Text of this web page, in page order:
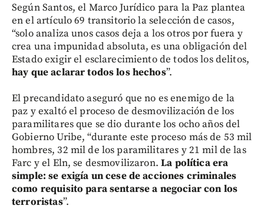
Según Santos, el Marco Jurídico para la Paz plantea
en el artículo 69 transitorio la selección de casos,
“solo analiza unos casos deja a los otros por fuera y
crea una impunidad absoluta, es una obligación del
Estado exigir el esclarecimiento de todos los delitos,
hay que aclarar todos los hechos”.
El precandidato aseguró que no es enemigo de la
paz y exaltó el proceso de desmovilización de los
paramilitares que se dio durante los ocho años del
Gobierno Uribe, “durante este proceso más de 53 mil
hombres, 32 mil de los paramilitares y 21 mil de las
Farc y el Eln, se desmovilizaron.La política era
simple: se exigía un cese de acciones criminales
como requisito para sentarse a negociar con los
terroristas”.